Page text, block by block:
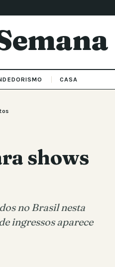
CASA
shows
no Brasil nesta
ingressos aparece